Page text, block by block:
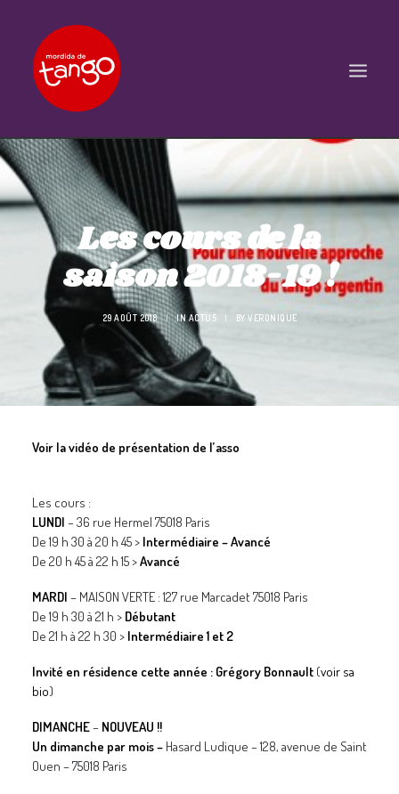
ACCUEIL
COURS
BALS ET PRATIQUES
STAGES
WORKSHOPS
PROPOSITIONS D’INTERVENTIONS
L’ASSOCIATION
SCÈNES
CONTACTEZ-NOUS
YOUTUBE
RECHERCHE
Les cours de la
saison 2018-19 !
29 AOÛT 2018 | IN ACTUS | BY VERONIQUE
Voir la vidéo de présentation de l’asso
Les cours :
LUNDI – 36 rue Hermel 75018 Paris
De 19 h 30 à 20 h 45 > Intermédiaire – Avancé
De 20 h 45 à 22 h 15 >Avancé
MARDI – MAISON VERTE : 127 rue Marcadet 75018 Paris
De 19 h 30 à 21 h > Débutant
De 21 h à 22 h 30 > Intermédiaire 1 et 2
Invité en résidence cette année : Grégory Bonnault (voir sa
bio)
DIMANCHE– NOUVEAU !!
Un dimanche par mois – Hasard Ludique – 128, avenue de Saint
Ouen – 75018 Paris